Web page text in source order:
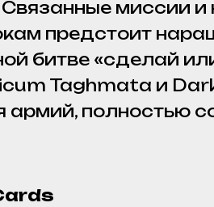
миссии
предстоит
битве «сделай
Taghmata и
полностью